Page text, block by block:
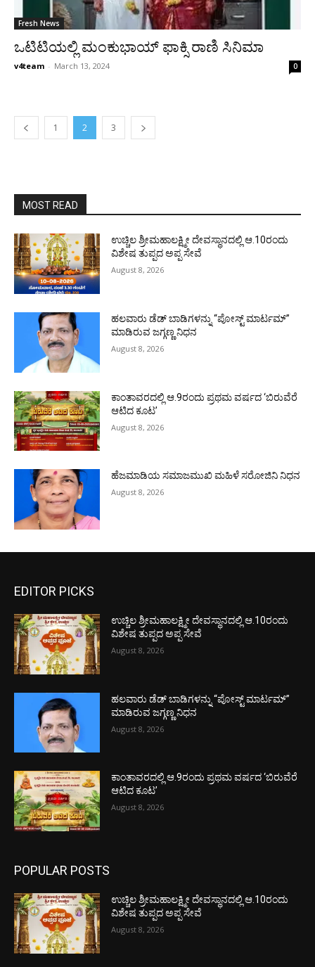
Fresh News
ಒಟಿಟಿಯಲ್ಲಿ ಮಂಕುಭಾಯ್ ಫಾಕ್ಸಿ ರಾಣಿ ಸಿನಿಮಾ
v4team - March 13, 2024 0
1 2 3
MOST READ
ಉಚ್ಚಿಲ ಶ್ರೀಮಹಾಲಕ್ಷ್ಮೀ ದೇವಸ್ಥಾನದಲ್ಲಿ ಆ.10ರಂದು
ವಿಶೇಷ ತುಪ್ಪದ ಅಪ್ಪ ಸೇವೆ
August 8, 2026
ಹಲವಾರು ಡೆಡ್ ಬಾಡಿಗಳನ್ನು “ಪೋಸ್ಟ್ ಮಾರ್ಟಮ್”
ಮಾಡಿರುವ ಜಗ್ಗಣ್ಣ ನಿಧನ
August 8, 2026
ಕಾಂತಾವರದಲ್ಲಿ ಆ.9ರಂದು ಪ್ರಥಮ ವರ್ಷದ ‘ಬಿರುವೆರೆ
ಆಟಿದ ಕೂಟ’
August 8, 2026
ಹೆಜಮಾಡಿಯ ಸಮಾಜಮುಖಿ ಮಹಿಳೆ ಸರೋಜಿನಿ ನಿಧನ
August 8, 2026
EDITOR PICKS
ಉಚ್ಚಿಲ ಶ್ರೀಮಹಾಲಕ್ಷ್ಮೀ ದೇವಸ್ಥಾನದಲ್ಲಿ ಆ.10ರಂದು
ವಿಶೇಷ ತುಪ್ಪದ ಅಪ್ಪ ಸೇವೆ
August 8, 2026
ಹಲವಾರು ಡೆಡ್ ಬಾಡಿಗಳನ್ನು “ಪೋಸ್ಟ್ ಮಾರ್ಟಮ್”
ಮಾಡಿರುವ ಜಗ್ಗಣ್ಣ ನಿಧನ
August 8, 2026
ಕಾಂತಾವರದಲ್ಲಿ ಆ.9ರಂದು ಪ್ರಥಮ ವರ್ಷದ ‘ಬಿರುವೆರೆ
ಆಟಿದ ಕೂಟ’
August 8, 2026
POPULAR POSTS
ಉಚ್ಚಿಲ ಶ್ರೀಮಹಾಲಕ್ಷ್ಮೀ ದೇವಸ್ಥಾನದಲ್ಲಿ ಆ.10ರಂದು
ವಿಶೇಷ ತುಪ್ಪದ ಅಪ್ಪ ಸೇವೆ
August 8, 2026